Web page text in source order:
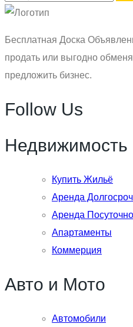
Бесплатная Доска
продать или выгодно
предложить бизнес.
Follow Us
Недвижимость
Купить Жильё
Аренда
Аренда Посуточно
Апартаменты
Коммерция
Авто и Мото
Автомобили